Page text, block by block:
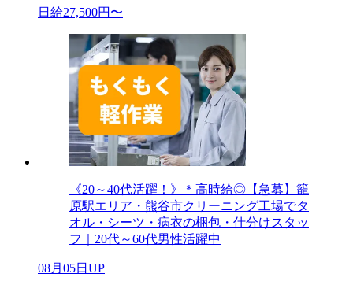
日給27,500円〜
《20～40代活躍！》＊高時給◎【急募】籠
原駅エリア・熊谷市クリーニング工場でタ
オル・シーツ・病衣の梱包・仕分けスタッ
フ｜20代～60代男性活躍中
08月05日UP